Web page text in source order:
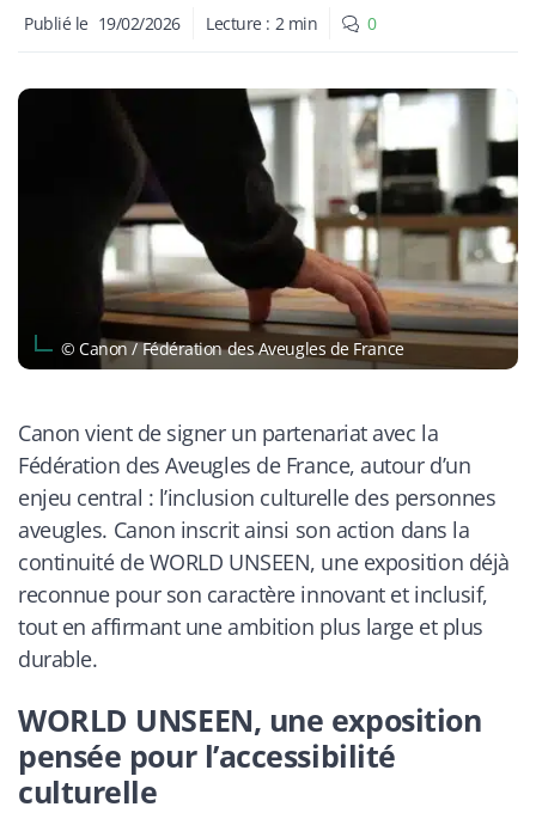
Publié le 19/02/2026 Lecture : 2 min 0
© Canon / Fédération des Aveugles de France
Canon vient de signer un partenariat avec la
Fédération des Aveugles de France, autour d’un
enjeu central : l’inclusion culturelle des personnes
aveugles. Canon inscrit ainsi son action dans la
continuité de WORLD UNSEEN, une exposition déjà
reconnue pour son caractère innovant et inclusif,
tout en affirmant une ambition plus large et plus
durable.
WORLD UNSEEN, une exposition
pensée pour l’accessibilité
culturelle